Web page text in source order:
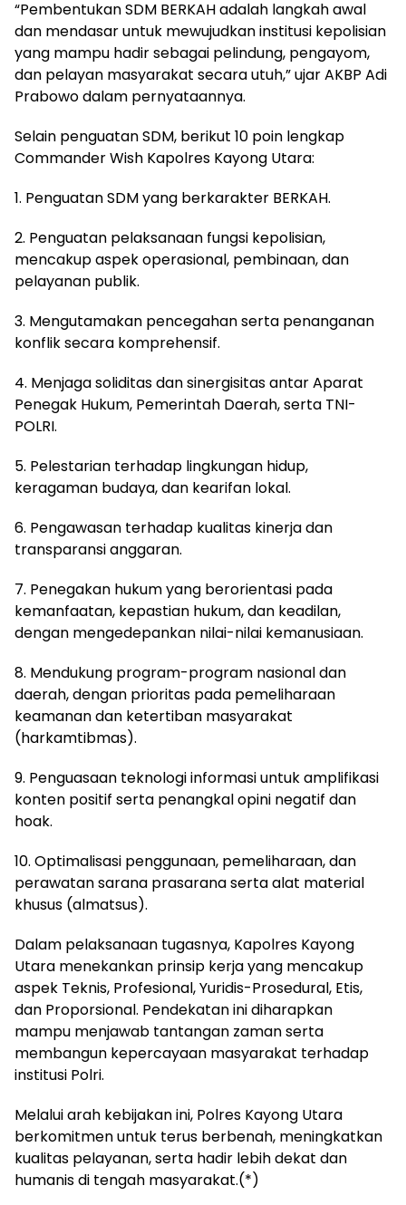
“Pembentukan SDM BERKAH adalah langkah awal
dan mendasar untuk mewujudkan institusi kepolisian
yang mampu hadir sebagai pelindung, pengayom,
dan pelayan masyarakat secara utuh,” ujar AKBP Adi
Prabowo dalam pernyataannya.
Selain penguatan SDM, berikut 10 poin lengkap
Commander Wish Kapolres Kayong Utara:
1. Penguatan SDM yang berkarakter BERKAH.
2. Penguatan pelaksanaan fungsi kepolisian,
mencakup aspek operasional, pembinaan, dan
pelayanan publik.
3. Mengutamakan pencegahan serta penanganan
konflik secara komprehensif.
4. Menjaga soliditas dan sinergisitas antar Aparat
Penegak Hukum, Pemerintah Daerah, serta TNI-
POLRI.
5. Pelestarian terhadap lingkungan hidup,
keragaman budaya, dan kearifan lokal.
6. Pengawasan terhadap kualitas kinerja dan
transparansi anggaran.
7. Penegakan hukum yang berorientasi pada
kemanfaatan, kepastian hukum, dan keadilan,
dengan mengedepankan nilai-nilai kemanusiaan.
8. Mendukung program-program nasional dan
daerah, dengan prioritas pada pemeliharaan
keamanan dan ketertiban masyarakat
(harkamtibmas).
9. Penguasaan teknologi informasi untuk amplifikasi
konten positif serta penangkal opini negatif dan
hoak.
10. Optimalisasi penggunaan, pemeliharaan, dan
perawatan sarana prasarana serta alat material
khusus (almatsus).
Dalam pelaksanaan tugasnya, Kapolres Kayong
Utara menekankan prinsip kerja yang mencakup
aspek Teknis, Profesional, Yuridis-Prosedural, Etis,
dan Proporsional. Pendekatan ini diharapkan
mampu menjawab tantangan zaman serta
membangun kepercayaan masyarakat terhadap
institusi Polri.
Melalui arah kebijakan ini, Polres Kayong Utara
berkomitmen untuk terus berbenah, meningkatkan
kualitas pelayanan, serta hadir lebih dekat dan
humanis di tengah masyarakat.(*)